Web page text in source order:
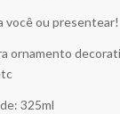
você ou presentear!
ornamento
325ml